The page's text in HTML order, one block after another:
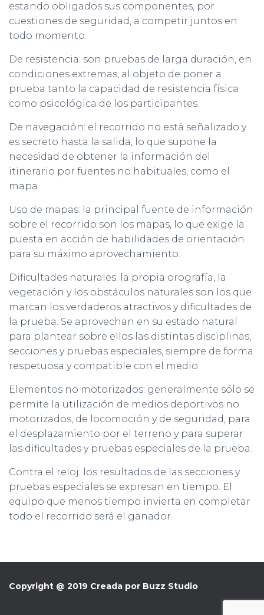
estando obligados sus componentes, por
cuestiones de seguridad, a competir juntos en
todo momento.
De resistencia: son pruebas de larga duración, en
condiciones extremas, al objeto de poner a
prueba tanto la capacidad de resistencia física
como psicológica de los participantes.
De navegación: el recorrido no está señalizado y
es secreto hasta la salida, lo que supone la
necesidad de obtener la información del
itinerario por fuentes no habituales, como el
mapa.
Uso de mapas: la principal fuente de información
sobre el recorrido son los mapas, lo que exige la
puesta en acción de habilidades de orientación
para su máximo aprovechamiento.
Dificultades naturales: la propia orografía, la
vegetación y los obstáculos naturales son los que
marcan los verdaderos atractivos y dificultades de
la prueba. Se aprovechan en su estado natural
para plantear sobre ellos las distintas disciplinas,
secciones y pruebas especiales, siempre de forma
respetuosa y compatible con el medio.
Elementos no motorizados: generalmente sólo se
permite la utilización de medios deportivos no
motorizados, de locomoción y de seguridad, para
el desplazamiento por el terreno y para superar
las dificultades y pruebas especiales de la prueba.
Contra el reloj: los resultados de las secciones y
pruebas especiales se expresan en tiempo. El
equipo que menos tiempo invierta en completar
todo el recorrido será el ganador.
Copyright @ 2019 Creada por Buzz Studio